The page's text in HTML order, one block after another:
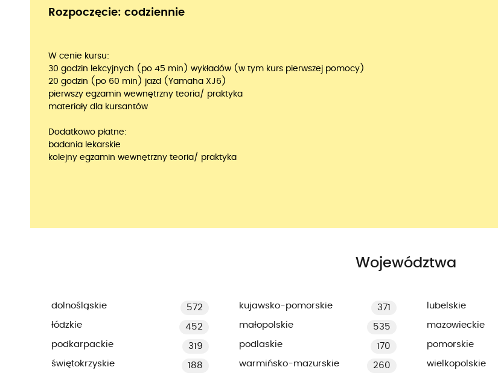
Rozpoczęcie: codziennie
W cenie kursu:
30 godzin lekcyjnych (po 45 min) wykładów (w tym kurs pierwszej pomocy)
20 godzin (po 60 min) jazd (Yamaha XJ6)
pierwszy egzamin wewnętrzny teoria/ praktyka
materiały dla kursantów
Dodatkowo płatne:
badania lekarskie
kolejny egzamin wewnętrzny teoria/ praktyka
Województwa
dolnośląskie 572 kujawsko-pomorskie 371 lubelskie
łódzkie
452 małopolskie 535 mazowieckie
podkarpackie
319 podlaskie 170 pomorskie
świętokrzyskie
188 warmińsko-mazurskie 260 wielkopolskie